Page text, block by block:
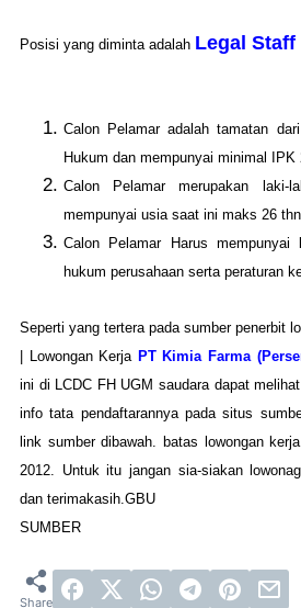
Posisi yang diminta adalah Legal Staff
Calon Pelamar adalah tamatan
Hukum dan mempunyai minimal IPK
Calon Pelamar merupakan laki-
mempunyai usia saat ini maks 26 thn
Calon Pelamar Harus mempunyai
hukum perusahaan serta peraturan
Seperti yang tertera pada sumber penerbit
| Lowongan Kerja PT Kimia Farma
ini di LCDC FH UGM saudara dapat
info tata pendaftarannya pada situs
link sumber dibawah. batas lowongan
2012. Untuk itu jangan sia-siakan
dan terimakasih.GBU
SUMBER